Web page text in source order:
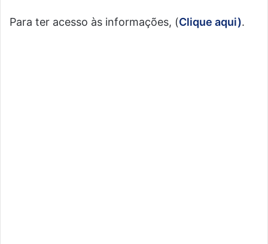
Para ter acesso às informações, (Clique aqui).